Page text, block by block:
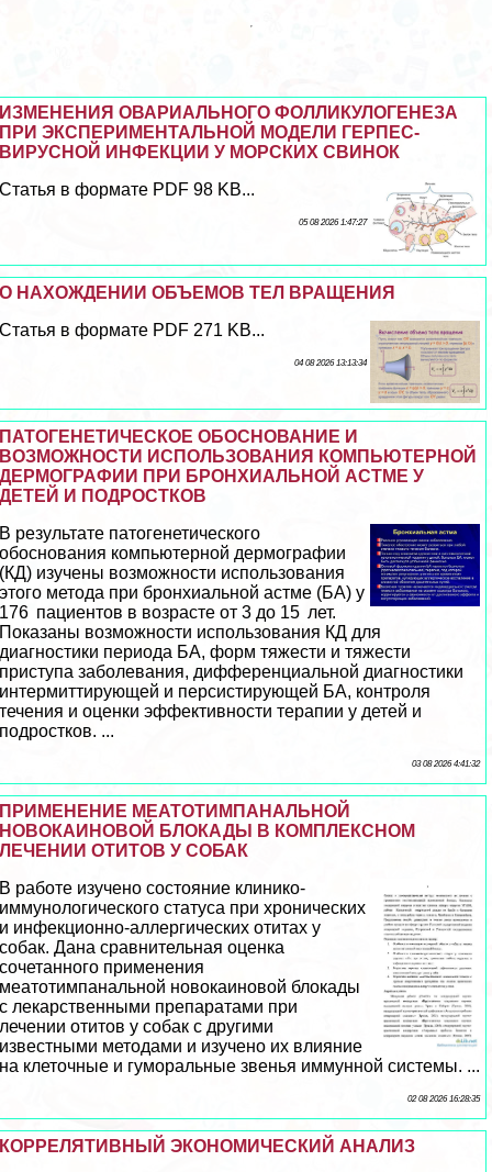
ИЗМЕНЕНИЯ ОВАРИАЛЬНОГО ФОЛЛИКУЛОГЕНЕЗА
ПРИ ЭКСПЕРИМЕНТАЛЬНОЙ МОДЕЛИ ГЕРПЕС-
ВИРУСНОЙ ИНФЕКЦИИ У МОРСКИХ СВИНОК
Статья в формате PDF 98 KB...
05 08 2026 1:47:27
О НАХОЖДЕНИИ ОБЪЕМОВ ТЕЛ ВРАЩЕНИЯ
Статья в формате PDF 271 KB...
04 08 2026 13:13:34
ПАТОГЕНЕТИЧЕСКОЕ ОБОСНОВАНИЕ И
ВОЗМОЖНОСТИ ИСПОЛЬЗОВАНИЯ КОМПЬЮТЕРНОЙ
ДЕРМОГРАФИИ ПРИ БРОНХИАЛЬНОЙ АСТМЕ У
ДЕТЕЙ И ПОДРОСТКОВ
В результате патогенетического
обоснования компьютерной дермографии
(КД) изучены возможности использования
этого метода при бронхиальной астме (БА) у
176 пациентов в возрасте от 3 до 15 лет.
Показаны возможности использования КД для
диагностики периода БА, форм тяжести и тяжести
приступа заболевания, дифференциальной диагностики
интермиттирующей и персистирующей БА, контроля
течения и оценки эффективности терапии у детей и
подростков. ...
03 08 2026 4:41:32
ПРИМЕНЕНИЕ МЕАТОТИМПАНАЛЬНОЙ
НОВОКАИНОВОЙ БЛОКАДЫ В КОМПЛЕКСНОМ
ЛЕЧЕНИИ ОТИТОВ У СОБАК
В работе изучено состояние клинико-
иммунологического статуса при хронических
и инфекционно-аллергических отитах у
собак. Дана сравнительная оценка
сочетанного применения
меатотимпaнaльной новокаиновой блокады
с лекарственными препаратами при
лечении отитов у собак с другими
известными методами и изучено их влияние
на клеточные и гумopaльные звенья иммунной системы. ...
02 08 2026 16:28:35
КОРРЕЛЯТИВНЫЙ ЭКОНОМИЧЕСКИЙ АНАЛИЗ